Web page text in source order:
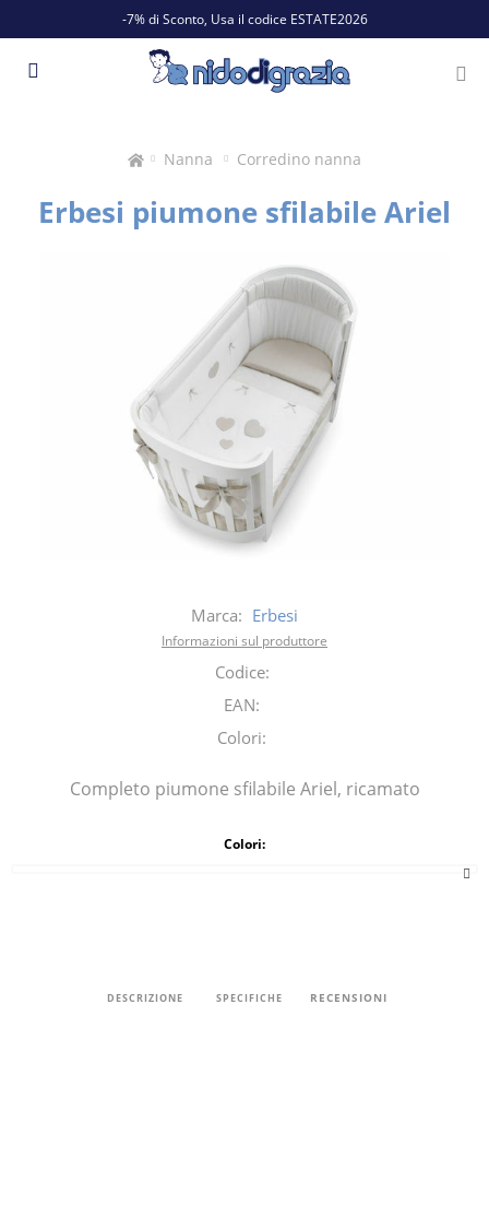
-7% di Sconto, Usa il codice ESTATE2026
Nanna Corredino nanna
Erbesi piumone sfilabile Ariel
Marca: Erbesi
Informazioni sul produttore
Codice:
EAN:
Colori:
Completo piumone sfilabile Ariel, ricamato
Colori:
DESCRIZIONE SPECIFICHE RECENSIONI